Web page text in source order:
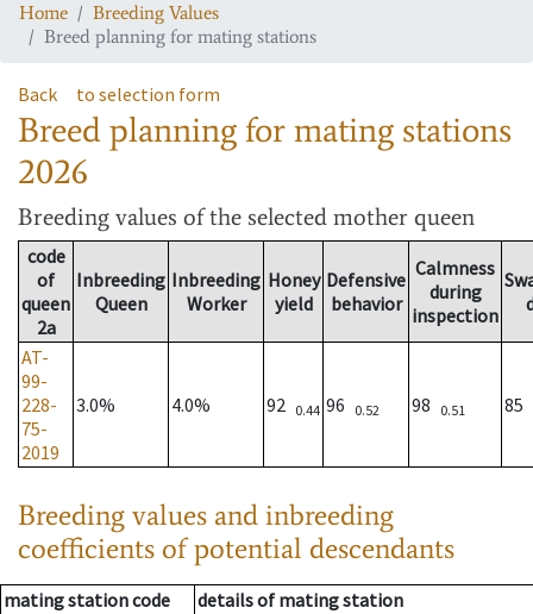
Home
Breeding Values
Breed planning for mating stations
Back to selection form
Breed planning for mating stations
2026
Breeding values of the selected mother queen
code
of
queen
2a
Inbreeding
Queen
Inbreeding
Worker
Honey
yield
Defensive
behavior
Calmness
during
inspection
AT-
99-
228-
75-
2019
3.0% 4.0% 92 0.44 96 0.52 98 0.51 85
Breeding values and inbreeding
coefficients of potential descendants
mating station code details of mating station